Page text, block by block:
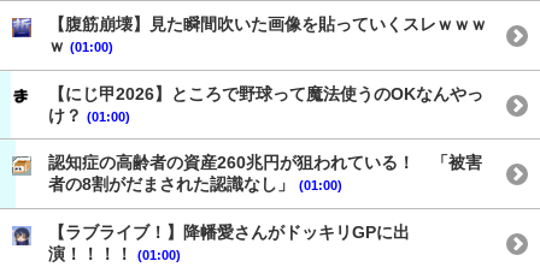
【腹筋崩壊】見た瞬間吹いた画像を貼っていくスレｗｗｗ
ｗ (01:00)
【にじ甲2026】ところで野球って魔法使うのOKなんやっ
け？ (01:00)
認知症の高齢者の資産260兆円が狙われている！ 「被害
者の8割がだまされた認識なし」
(01:00)
【ラブライブ！】降幡愛さんがドッキリGPに出
演！！！！
(01:00)